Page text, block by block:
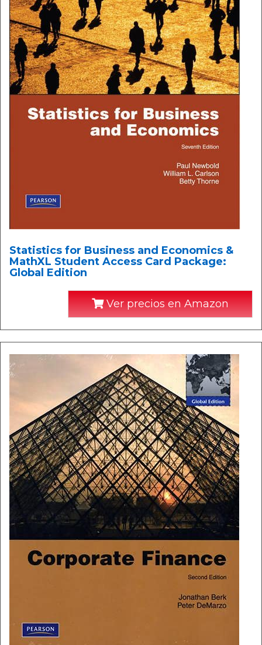
Statistics for Business and Economics &
MathXL Student Access Card Package:
Global Edition
Ver precios en Amazon